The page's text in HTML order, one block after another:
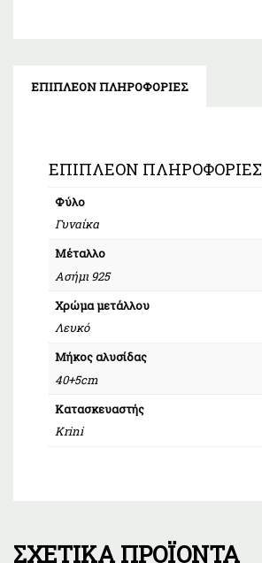
ΕΠΙΠΛΈΟΝ ΠΛΗΡΟΦΟΡΊΕΣ
ΕΠΙΠΛΈΟΝ ΠΛΗΡΟΦΟΡΊΕΣ
Φύλο
Γυναίκα
Μέταλλο
Ασήμι 925
Χρώμα μετάλλου
Λευκό
Μήκος αλυσίδας
40+5cm
Κατασκευαστής
Krini
ΣΧΕΤΙΚΆ ΠΡΟΪΌΝΤΑ